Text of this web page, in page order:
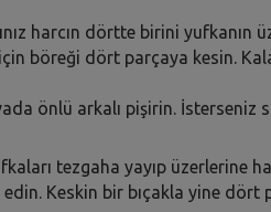
harcın dörtte birini yufkanın
böreği dört parçaya kesin.
önlü arkalı pişirin. İsterseniz
tezgaha yayıp üzerlerine
Keskin bir bıçakla yine dört